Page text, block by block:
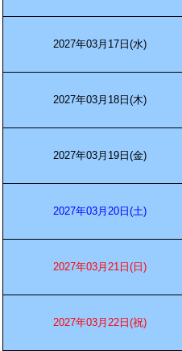
2027年03月17日(水)
2027年03月18日(木)
2027年03月19日(金)
2027年03月20日(土)
2027年03月21日(日)
2027年03月22日(祝)